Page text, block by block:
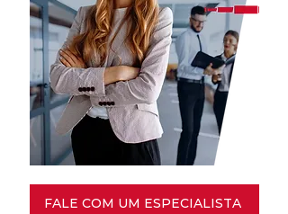
FALE COM UM ESPECIALISTA